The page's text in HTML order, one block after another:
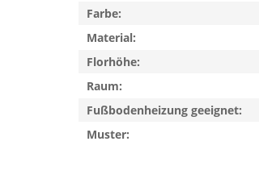
Farbe:
Material:
Florhöhe:
Raum:
Fußbodenheizung geeignet:
Muster: